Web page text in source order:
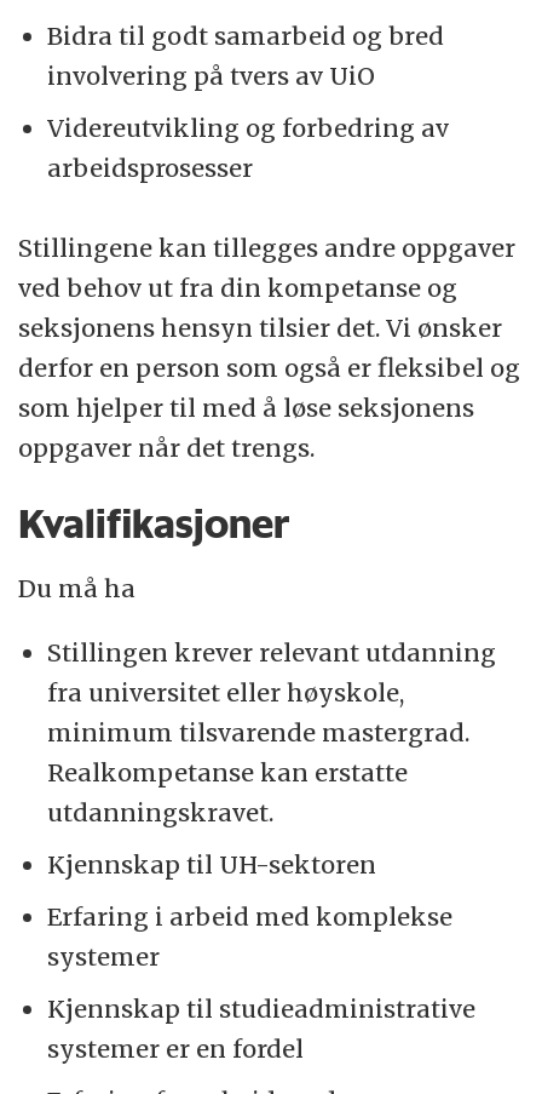
Bidra til godt samarbeid og bred
involvering på tvers av UiO
Videreutvikling og forbedring av
arbeidsprosesser
Stillingene kan tillegges andre oppgaver
ved behov ut fra din kompetanse og
seksjonens hensyn tilsier det. Vi ønsker
derfor en person som også er fleksibel og
som hjelper til med å løse seksjonens
oppgaver når det trengs.
Kvalifikasjoner
Du må ha
Stillingen krever relevant utdanning
fra universitet eller høyskole,
minimum tilsvarende mastergrad.
Realkompetanse kan erstatte
utdanningskravet.
Kjennskap til UH-sektoren
Erfaring i arbeid med komplekse
systemer
Kjennskap til studieadministrative
systemer er en fordel